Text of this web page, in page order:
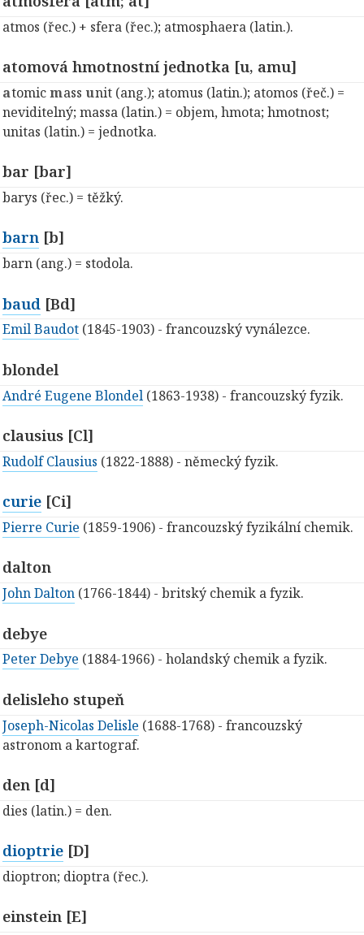
atmos (řec.) + sfera (řec.); atmosphaera (latin.).
atomová hmotnostní jednotka [u, amu]
atomicmass unit (ang.); atomus (latin.); atomos (řeč.) =
neviditelný; massa (latin.) = objem, hmota; hmotnost;
unitas (latin.) = jednotka.
bar [bar]
barys (řec.) = těžký.
barn [b]
barn (ang.) = stodola.
baud [Bd]
Emil Baudot (1845-1903) - francouzský vynálezce.
blondel
André Eugene Blondel (1863-1938) - francouzský fyzik.
clausius [Cl]
Rudolf Clausius (1822-1888) - německý fyzik.
curie [Ci]
Pierre Curie (1859-1906) - francouzský fyzikální chemik.
dalton
John Dalton (1766-1844) - britský chemik a fyzik.
debye
Peter Debye (1884-1966) - holandský chemik a fyzik.
delisleho stupeň
Joseph-Nicolas Delisle (1688-1768) - francouzský
astronom a kartograf.
den [d]
dies (latin.) = den.
dioptrie [D]
dioptron; dioptra (řec.).
einstein [E]